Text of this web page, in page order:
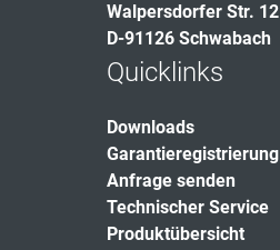
Walpersdorfer Str. 12
D-91126 Schwabach
Quicklinks
Downloads
Garantieregistrierung
Anfrage senden
Technischer Service
Produktübersicht